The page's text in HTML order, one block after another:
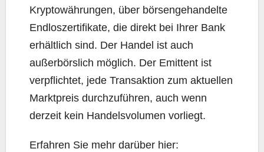
Kryptowährungen, über börsengehandelte
Endloszertifikate, die direkt bei Ihrer Bank
erhältlich sind. Der Handel ist auch
außerbörslich möglich. Der Emittent ist
verpflichtet, jede Transaktion zum aktuellen
Marktpreis durchzuführen, auch wenn
derzeit kein Handelsvolumen vorliegt.
Erfahren Sie mehr darüber hier: